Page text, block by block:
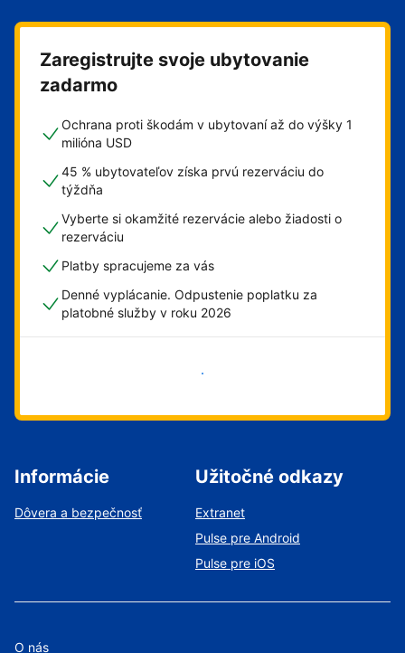
Zaregistrujte svoje ubytovanie
zadarmo
Ochrana proti škodám v ubytovaní až do výšky 1
milióna USD
45 % ubytovateľov získa prvú rezerváciu do
týždňa
Vyberte si okamžité rezervácie alebo žiadosti o
rezerváciu
Platby spracujeme za vás
Denné vyplácanie. Odpustenie poplatku za
platobné služby v roku 2026
Informácie
Dôvera a bezpečnosť
Užitočné odkazy
Extranet
Pulse pre Android
Pulse pre iOS
O nás